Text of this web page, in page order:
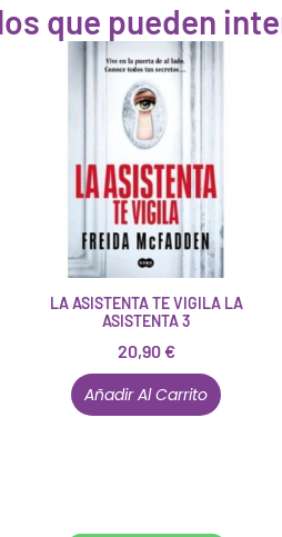
que pueden
LA ASISTENTA TE VIGILA LA
ASISTENTA 3
20,90 €
Añadir Al Carrito